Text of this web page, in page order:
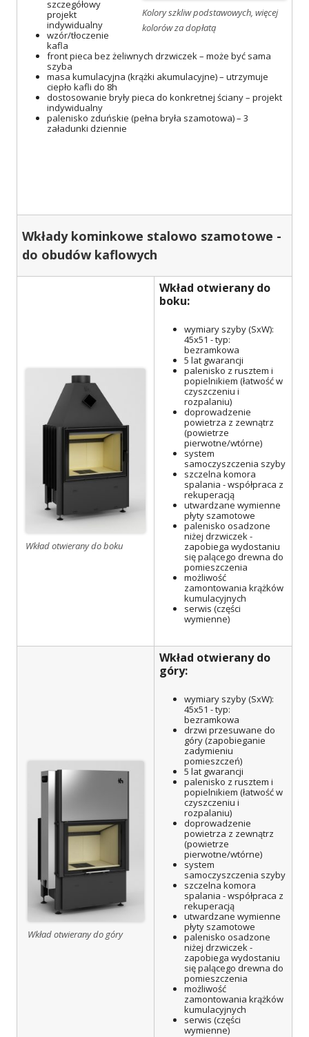
Kolory szkliw podstawowych, więcej
kolorów za dopłatą
szczegółowy
projekt
indywidualny
wzór/tłoczenie
kafla
front pieca bez żeliwnych drzwiczek – może być sama
szyba
masa kumulacyjna (krążki akumulacyjne) – utrzymuje
ciepło kafli do 8h
dostosowanie bryły pieca do konkretnej ściany – projekt
indywidualny
palenisko zduńskie (pełna bryła szamotowa) – 3
załadunki dziennie
Wkłady kominkowe stalowo szamotowe -
do obudów kaflowych
Wkład otwierany do boku
Wkład otwierany do
boku:
wymiary szyby (SxW):
45x51 - typ:
bezramkowa
5 lat gwarancji
palenisko z rusztem i
popielnikiem (łatwość w
czyszczeniu i
rozpalaniu)
doprowadzenie
powietrza z zewnątrz
(powietrze
pierwotne/wtórne)
system
samoczyszczenia szyby
szczelna komora
spalania - współpraca z
rekuperacją
utwardzane wymienne
płyty szamotowe
palenisko osadzone
niżej drzwiczek -
zapobiega wydostaniu
się palącego drewna do
pomieszczenia
możliwość
zamontowania krążków
kumulacyjnych
serwis (części
wymienne)
Wkład otwierany do góry
Wkład otwierany do
góry:
wymiary szyby (SxW):
45x51 - typ:
bezramkowa
drzwi przesuwane do
góry (zapobieganie
zadymieniu
pomieszczeń)
5 lat gwarancji
palenisko z rusztem i
popielnikiem (łatwość w
czyszczeniu i
rozpalaniu)
doprowadzenie
powietrza z zewnątrz
(powietrze
pierwotne/wtórne)
system
samoczyszczenia szyby
szczelna komora
spalania - współpraca z
rekuperacją
utwardzane wymienne
płyty szamotowe
palenisko osadzone
niżej drzwiczek -
zapobiega wydostaniu
się palącego drewna do
pomieszczenia
możliwość
zamontowania krążków
kumulacyjnych
serwis (części
wymienne)